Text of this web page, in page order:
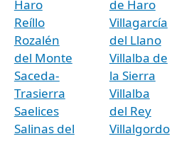
Haro
Reíllo
Rozalén
del Monte
Saceda-
Trasierra
Saelices
Salinas del
de Haro
Villagarcía
del Llano
Villalba de
la Sierra
Villalba
del Rey
Villalgordo